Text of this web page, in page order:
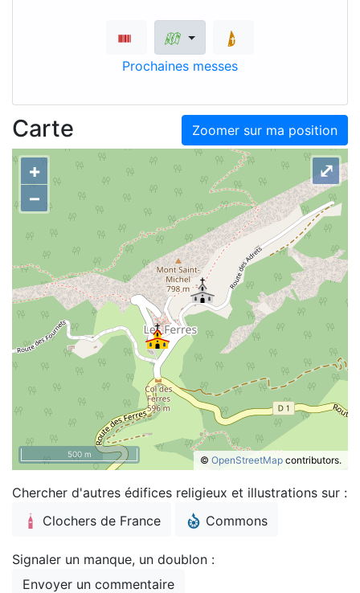
Prochaines messes
Zoomer sur ma position
Carte
+
–
© OpenStreetMap contributors.
⤢
500 m
Chercher d'autres édifices religieux et illustrations sur :
Clochers de France
Commons
Signaler un manque, un doublon :
Envoyer un commentaire